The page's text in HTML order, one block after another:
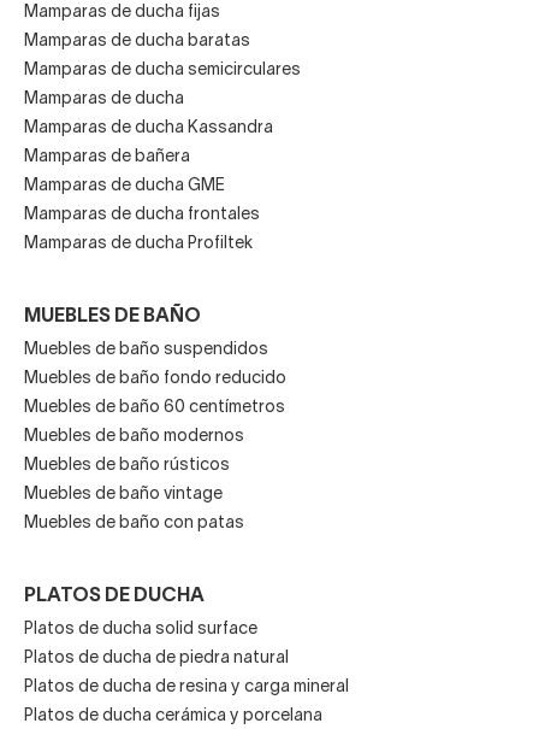
Mamparas de ducha fijas
Mamparas de ducha baratas
Mamparas de ducha semicirculares
Mamparas de ducha
Mamparas de ducha Kassandra
Mamparas de bañera
Mamparas de ducha GME
Mamparas de ducha frontales
Mamparas de ducha Profiltek
MUEBLES DE BAÑO
Muebles de baño suspendidos
Muebles de baño fondo reducido
Muebles de baño 60 centímetros
Muebles de baño modernos
Muebles de baño rústicos
Muebles de baño vintage
Muebles de baño con patas
PLATOS DE DUCHA
Platos de ducha solid surface
Platos de ducha de piedra natural
Platos de ducha de resina y carga mineral
Platos de ducha cerámica y porcelana